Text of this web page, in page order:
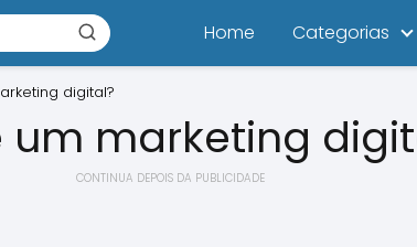
Home Categorias
digital?
um marketing
CONTINUA DEPOIS DA PUBLICIDADE